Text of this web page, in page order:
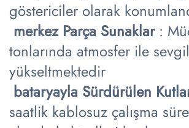
göstericiler olarak
merkez Parça Sunaklar :
tonlarında atmosfer ile
yükseltmektedir
bataryayla Sürdürülen
saatlik kablosuz çalışma